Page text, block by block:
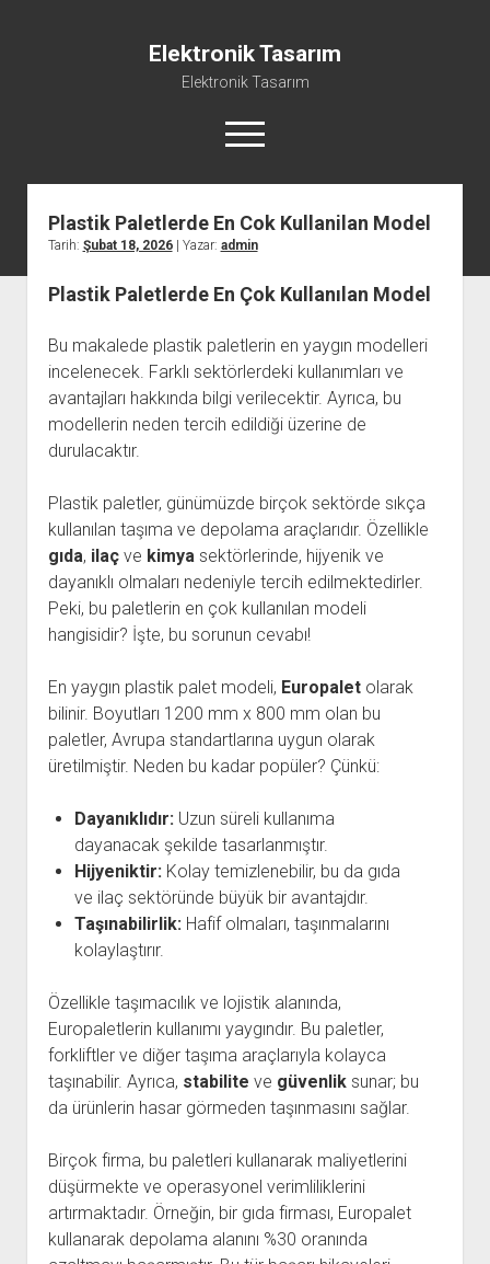
Elektronik Tasarım
Elektronik Tasarım
menüyü
aç
Instagram Gizli Hesap Görme Programsız
Reels Yorum Yükseltme Hilesi Bedava
Ücretsiz Şifresiz Tiktok Takipçi Hilesi
Plastik Paletlerde En Cok Kullanilan Model
Tarih: Şubat 18, 2026| Yazar: admin
Plastik Paletlerde En Çok Kullanılan Model
Bu makalede plastik paletlerin en yaygın modelleri
incelenecek. Farklı sektörlerdeki kullanımları ve
avantajları hakkında bilgi verilecektir. Ayrıca, bu
modellerin neden tercih edildiği üzerine de
durulacaktır.
Plastik paletler, günümüzde birçok sektörde sıkça
kullanılan taşıma ve depolama araçlarıdır. Özellikle
gıda, ilaçve kimyasektörlerinde, hijyenik ve
dayanıklı olmaları nedeniyle tercih edilmektedirler.
Peki, bu paletlerin en çok kullanılan modeli
hangisidir? İşte, bu sorunun cevabı!
En yaygın plastik palet modeli, Europaletolarak
bilinir. Boyutları 1200 mm x 800 mm olan bu
paletler, Avrupa standartlarına uygun olarak
üretilmiştir. Neden bu kadar popüler? Çünkü:
Dayanıklıdır:Uzun süreli kullanıma
dayanacak şekilde tasarlanmıştır.
Hijyeniktir:Kolay temizlenebilir, bu da gıda
ve ilaç sektöründe büyük bir avantajdır.
Taşınabilirlik:Hafif olmaları, taşınmalarını
kolaylaştırır.
Özellikle taşımacılık ve lojistik alanında,
Europaletlerin kullanımı yaygındır. Bu paletler,
forkliftler ve diğer taşıma araçlarıyla kolayca
taşınabilir. Ayrıca, stabilite ve güvenliksunar; bu
da ürünlerin hasar görmeden taşınmasını sağlar.
Birçok firma, bu paletleri kullanarak maliyetlerini
düşürmekte ve operasyonel verimliliklerini
artırmaktadır. Örneğin, bir gıda firması, Europalet
kullanarak depolama alanını %30 oranında